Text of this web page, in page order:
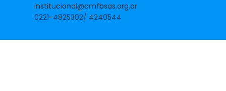
institucional@cmfbsas.org.ar
0221-4825302/ 4240544